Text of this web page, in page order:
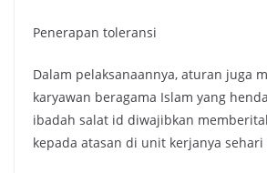
Penerapan toleransi
Dalam pelaksanaannya, aturan juga
karyawan beragama Islam yang
ibadah salat id diwajibkan
kepada atasan di unit kerjanya sehari